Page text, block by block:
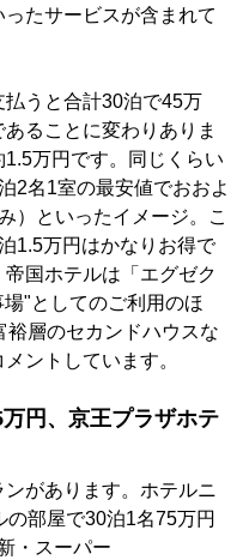
たサービスが含まれて
うと合計30泊で45万
ることに変わりありま
万円です。同じくらい
2名1室の最安値でおおよ
）といったイメージ。こ
1.5万円はかなりお得で
国ホテルは「エグゼク
"としてのご利用のほ
層のセカンドハウスな
ントしています。
円、京王プラザホテ
があります。ホテルニ
部屋で30泊1名75万円
・スーパー